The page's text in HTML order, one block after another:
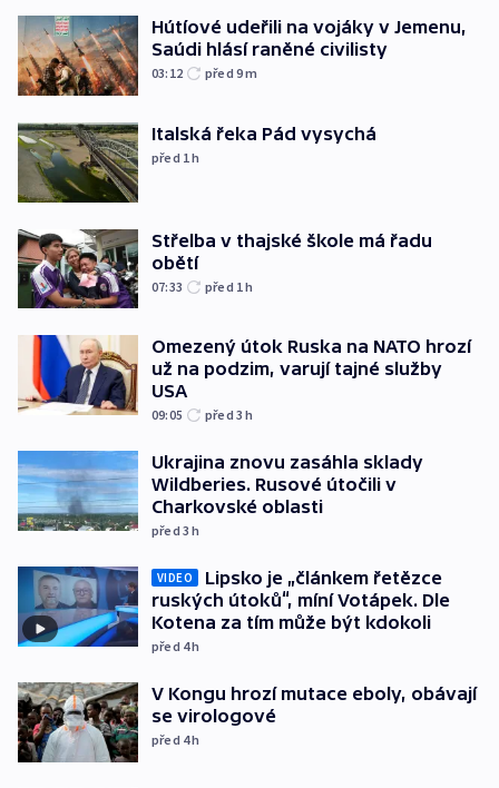
Hútíové udeřili na vojáky v Jemenu,
Saúdi hlásí raněné civilisty
03:12 před 9m
Italská řeka Pád vysychá
před 1h
Střelba v thajské škole má řadu
obětí
07:33 před 1h
Omezený útok Ruska na NATO hrozí
už na podzim, varují tajné služby
USA
09:05 před 3h
Ukrajina znovu zasáhla sklady
Wildberies. Rusové útočili v
Charkovské oblasti
před 3h
VIDEO
Lipsko je „článkem řetězce
ruských útoků“, míní Votápek. Dle
Kotena za tím může být kdokoli
před 4h
V Kongu hrozí mutace eboly, obávají
se virologové
před 4h